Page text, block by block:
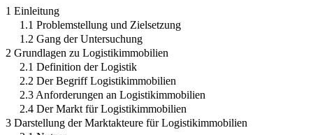
1 Einleitung
1.1 Problemstellung und Zielsetzung
1.2 Gang der Untersuchung
2 Grundlagen zu Logistikimmobilien
2.1 Definition der Logistik
2.2 Der Begriff Logistikimmobilien
2.3 Anforderungen an Logistikimmobilien
2.4 Der Markt für Logistikimmobilien
3 Darstellung der Marktakteure für Logistikimmobilien